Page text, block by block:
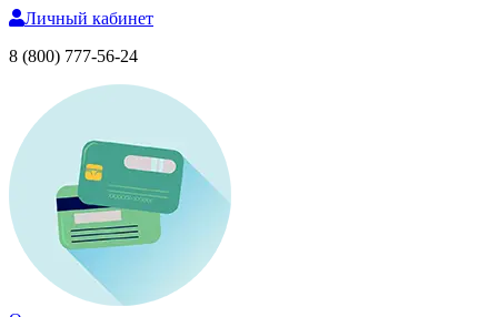
Личный кабинет
8 (800) 777-56-24